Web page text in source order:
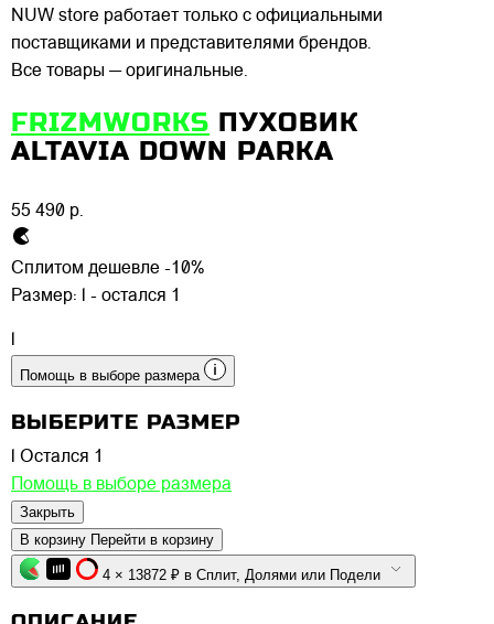
NUW store работает только с официальными
поставщиками и представителями брендов.
Все товары — оригинальные.
FRIZMWORKS ПУХОВИК
ALTAVIA DOWN PARKA
55 490 р.
Сплитом дешевле -10%
Размер: l - остался 1
l
Помощь в выборе размера
ВЫБЕРИТЕ РАЗМЕР
Остался 1
Помощь в выборе размера
Закрыть
В корзину Перейти в корзину
4 × 13872 ₽ в Сплит, Долями или Подели